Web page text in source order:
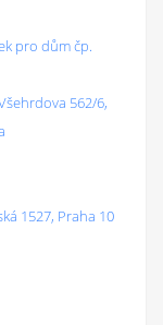
pro dům čp.
562/6,
1527, Praha 10